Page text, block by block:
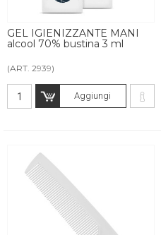
GEL IGIENIZZANTE MANI
alcool 70% bustina 3 ml
(ART. 2939)
Aggiungi